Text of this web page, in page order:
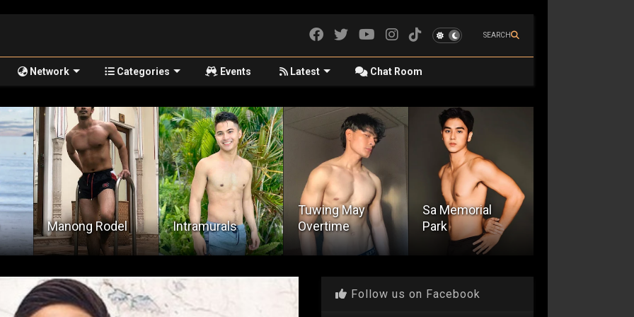
SEARCH
Network Categories Events Latest Chat Room
Intramurals
Tuwing May
Overtime
Sa Memorial
Park
Night Shift
Follow us on Facebook